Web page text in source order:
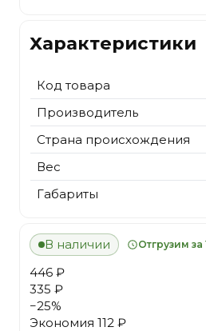
Характеристики
Код товара
Производитель
Страна происхождения
Вес
Габариты
В наличии Отгрузим за
446 ₽
335 ₽
−25%
Экономия 112 ₽